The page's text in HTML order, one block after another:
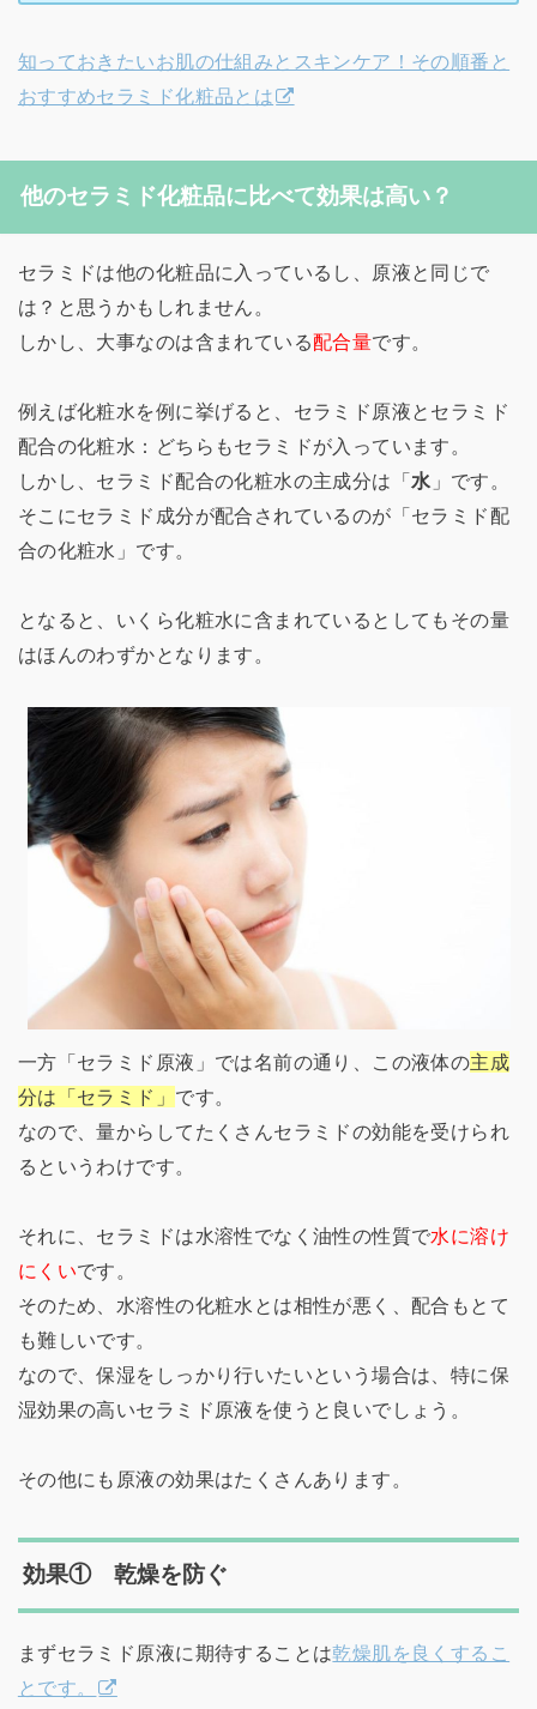
知っておきたいお肌の仕組みとスキンケア！その順番と
おすすめセラミド化粧品とは
他のセラミド化粧品に比べて効果は高い？
セラミドは他の化粧品に入っているし、原液と同じで
は？と思うかもしれません。
しかし、大事なのは含まれている配合量です。
例えば化粧水を例に挙げると、セラミド原液とセラミド
配合の化粧水：どちらもセラミドが入っています。
しかし、セラミド配合の化粧水の主成分は「水 」です。
そこにセラミド成分が配合されているのが「セラミド配
合の化粧水」です。
となると、いくら化粧水に含まれているとしてもその量
はほんのわずかとなります。
一方「セラミド原液」では名前の通り、この液体の主成
分は「セラミド」 です。
なので、量からしてたくさんセラミドの効能を受けられ
るというわけです。
それに、セラミドは水溶性でなく油性の性質で水に溶け
にくいです。
そのため、水溶性の化粧水とは相性が悪く、配合もとて
も難しいです。
なので、保湿をしっかり行いたいという場合は、特に保
湿効果の高いセラミド原液を使うと良いでしょう。
その他にも原液の効果はたくさんあります。
効果① 乾燥を防ぐ
まずセラミド原液に期待することは乾燥肌を良くするこ
とです。